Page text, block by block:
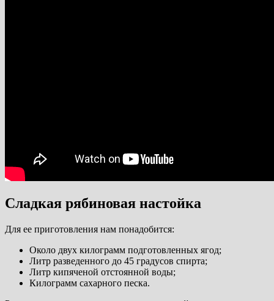
Сладкая рябиновая настойка
Для ее приготовления нам понадобится:
Около двух килограмм подготовленных ягод;
Литр разведенного до 45 градусов спирта;
Литр кипяченой отстоянной воды;
Килограмм сахарного песка.